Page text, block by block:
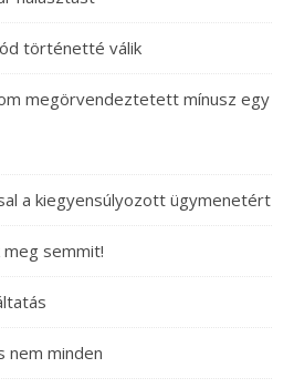
történetté válik
megörvendeztetett mínusz egy
a kiegyensúlyozott ügymenetért
semmit!
nem minden